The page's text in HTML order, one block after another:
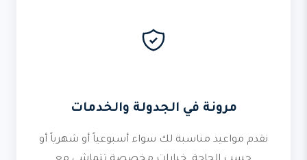
مرونة في الجدولة والخدمات
نقدم مواعيد مناسبة لك سواء أسبوعياً أو شهرياً أو